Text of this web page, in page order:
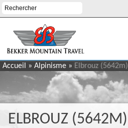
Accueil » Alpinisme » Elbrouz (5642m)
ELBROUZ (5642M)